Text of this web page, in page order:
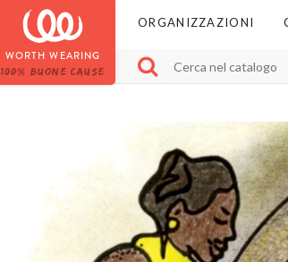
WORTH WEARING
100% BUONE CAUSE
ORGANIZZAZIONI